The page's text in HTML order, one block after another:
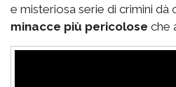
e misteriosa serie di crimini dà
minacce più pericolose che